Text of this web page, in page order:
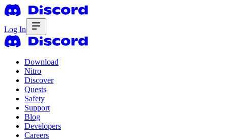
Log In
Download
Nitro
Discover
Quests
Safety
Support
Blog
Developers
Careers